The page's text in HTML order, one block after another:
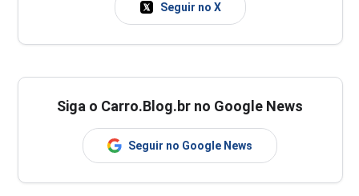
Seguir no X
Siga o Carro.Blog.br no Google News
Seguir no Google News